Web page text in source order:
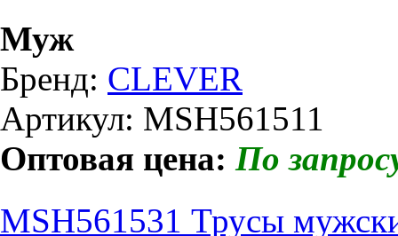
Муж
Бренд: CLEVER
Артикул: MSH561511
Оптовая цена: По
MSH561531 Трусы